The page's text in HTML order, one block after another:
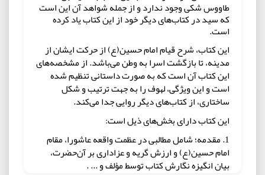
طاووس شکی وجود ندارد و از جمله شواهد آن این است
که سید در کتاب‌های دیگر خود از این کتاب یاد کرده
است.
این کتاب، شرح قیام امام حسین(ع) از حرکت ایشان از
مدینه، تا بازگشت اسرا به وطن می‌باشد. از مشخصه‌های
این کتاب آن است که به صورت داستانی تنظیم شده
است و این ویژگی، لهوف را به جهت ترتیب و شکل
ساختاری، از کتاب‌های دیگر روایی جدا می‌کند.
این کتاب دارای بخش‌های ذیل است:
1. مقدمه؛ شامل مطالبی در عظمت واقعه عاشورا، مقام
امام حسین(ع) و ارزش گریه و عزاداری بر آن‌حضرت،
بیان انگیزه نگارش کتاب توسط مؤلف و ... .